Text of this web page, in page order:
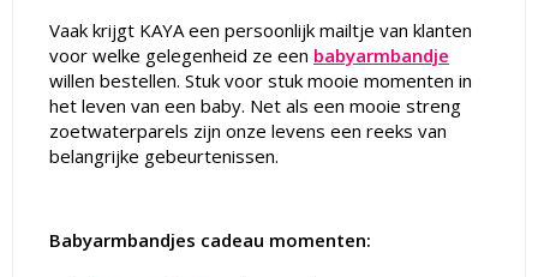
Vaak krijgt KAYAeen persoonlijk mailtje van klanten
voor welke gelegenheid ze een babyarmbandje
willen bestellen. Stuk voor stuk mooie momenten in
het leven van een baby. Net als een mooie streng
zoetwaterparels zijn onze levens een reeks van
belangrijke gebeurtenissen.
Babyarmbandjes cadeau momenten: